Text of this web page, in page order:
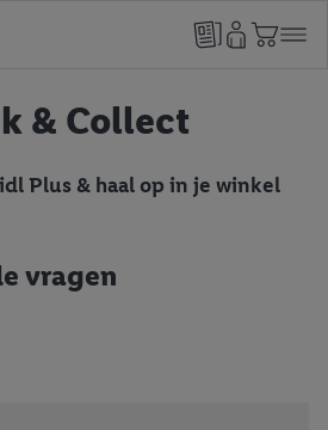
& Collect
Plus & haal op in je winkel
vragen